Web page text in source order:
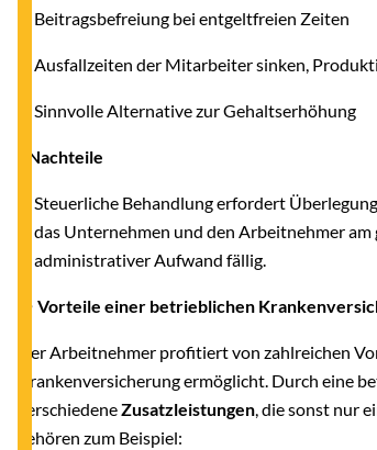
Beitragsbefreiung bei entgeltfreien Zeiten
Ausfallzeiten der Mitarbeiter sinken,
Sinnvolle Alternative zur Gehaltserhöhung
- Nachteile
Steuerliche Behandlung erfordert
das Unternehmen und den Arbeitnehmer
administrativer Aufwand fällig.
● Vorteile einer betrieblichen
Der Arbeitnehmer profitiert von zahlreichen
Krankenversicherung ermöglicht. Durch eine
verschiedeneZusatzleistungen, die sonst nur
gehören zum Beispiel: